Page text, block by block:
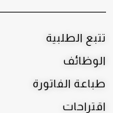
تتبع الطلبية
الوظائف
طباعة الفاتورة
اقتراحات